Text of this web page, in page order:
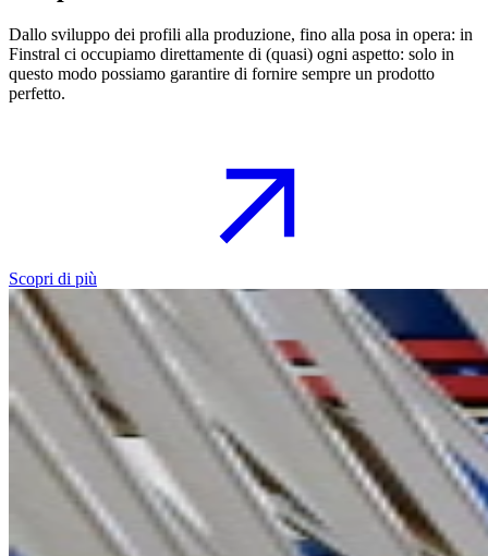
Dallo sviluppo dei profili alla produzione, fino alla posa in opera: in
Finstral ci occupiamo direttamente di (quasi) ogni aspetto: solo in
questo modo possiamo garantire di fornire sempre un prodotto
perfetto.
Scopri di più